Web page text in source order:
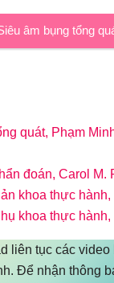
âm bụng tổng
quát, Phạm
đoán, Carol M.
khoa thực
khoa thực
liên tục các video
Để nhận thông